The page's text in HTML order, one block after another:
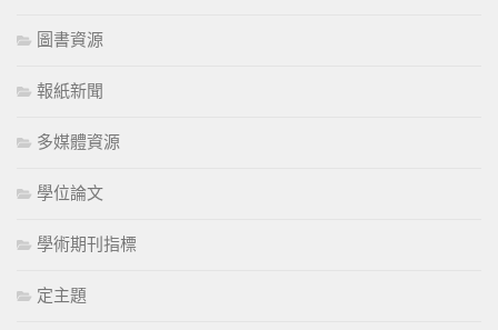
圖書資源
報紙新聞
多媒體資源
學位論文
學術期刊指標
定主題